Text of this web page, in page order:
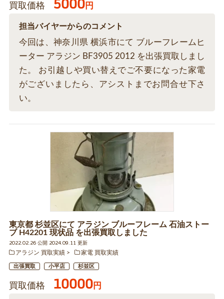
買取価格 5000円
担当バイヤーからのコメント
今回は、神奈川県 横浜市にて ブルーフレームヒ
ーター アラジン BF3905 2012 を出張買取しまし
た。 お引越しや買い替えでご不要になった家電
がございましたら、アシストまでお問合せ下さ
い。
東京都 杉並区にて アラジン ブルーフレーム 石油ストー
ブ H42201 現状品 を出張買取しました
2022.02.26 公開 2024.09.11 更新
アラジン 買取実績
家電 買取実績
出張買取 小平店 杉並区
買取価格 10000円